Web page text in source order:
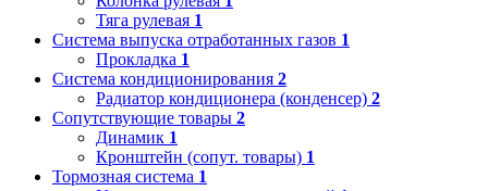
Тяга рулевая 1
Система выпуска отработанных газов 1
Прокладка 1
Система кондиционирования 2
Радиатор кондиционера (конденсер) 2
Сопутствующие товары 2
Динамик 1
Кронштейн (сопут. товары) 1
Тормозная система 1